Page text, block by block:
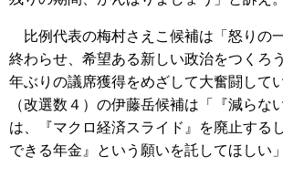
比例代表の梅村さえこ候補は「怒りの
終わらせ、希望ある新しい政治をつくろ
年ぶりの議席獲得をめざして大奮闘して
（改選数４）の伊藤岳候補は「『減らな
は、『マクロ経済スライド』を廃止する
できる年金』という願いを託してほしい